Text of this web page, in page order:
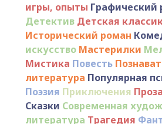
игры, опыты Графический
Детектив Детская
Исторический роман
искусство Мастерилки
Мистика Повесть
литература Популярная
Поэзия Приключения Проза
Сказки Современная
литература Трагедия